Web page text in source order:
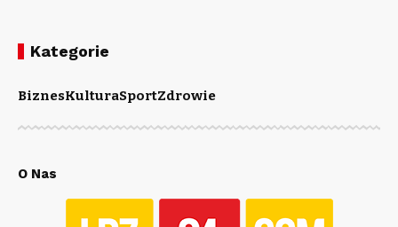
Kategorie
BiznesKulturaSportZdrowie
O Nas